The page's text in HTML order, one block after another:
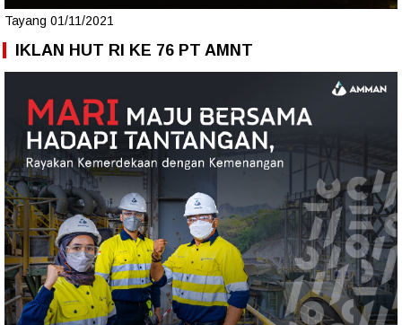
Tayang 01/11/2021
IKLAN HUT RI KE 76 PT AMNT